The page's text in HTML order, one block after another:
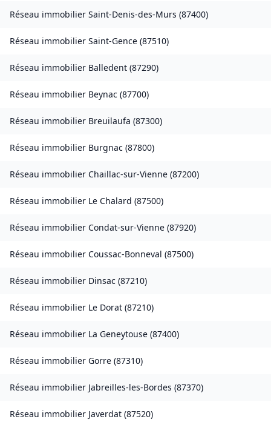
Réseau immobilier Saint-Denis-des-Murs (87400)
Réseau immobilier Saint-Gence (87510)
Réseau immobilier Balledent (87290)
Réseau immobilier Beynac (87700)
Réseau immobilier Breuilaufa (87300)
Réseau immobilier Burgnac (87800)
Réseau immobilier Chaillac-sur-Vienne (87200)
Réseau immobilier Le Chalard (87500)
Réseau immobilier Condat-sur-Vienne (87920)
Réseau immobilier Coussac-Bonneval (87500)
Réseau immobilier Dinsac (87210)
Réseau immobilier Le Dorat (87210)
Réseau immobilier La Geneytouse (87400)
Réseau immobilier Gorre (87310)
Réseau immobilier Jabreilles-les-Bordes (87370)
Réseau immobilier Javerdat (87520)